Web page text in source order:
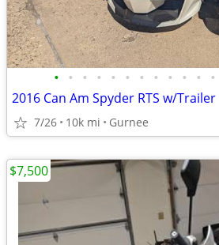
• • • • • • • • • • • •
2016 Can Am Spyder RTS w/Trailer
7/26 10k mi Gurnee
$7,500